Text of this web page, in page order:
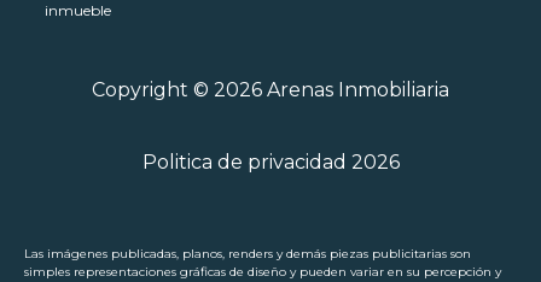
inmueble
Copyright © 2026 Arenas Inmobiliaria
Politica de privacidad 2026
Las imágenes publicadas, planos, renders y demás piezas publicitarias son
simples representaciones gráficas de diseño y pueden variar en su percepción y